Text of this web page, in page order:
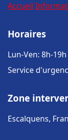
Accueil
Horaires
Lun-Ven: 8h-19h
Service
Zone
Escalquens,